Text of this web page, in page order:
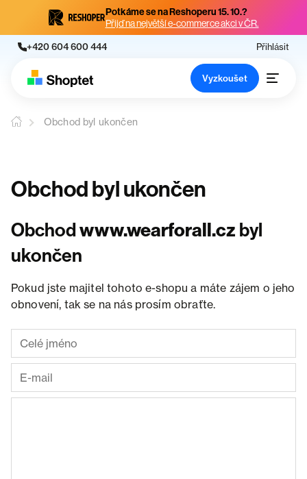
Potkáme se na Reshoperu 15. 10.?
Přijď na největší e-commerce akci v ČR.
+420 604 600 444 Přihlásit
Vyzkoušet
Obchod byl ukončen
Obchod byl ukončen
Obchodwww.wearforall.cz byl
ukončen
Pokud jste majitel tohoto e-shopu a máte zájem o jeho
obnovení, tak se na nás prosím obraťte.